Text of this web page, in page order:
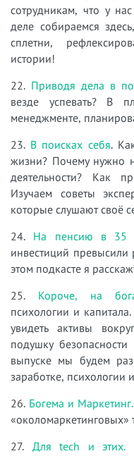
сотрудникам, что у
деле собираемся
сплетни,
истории!
22. Приводя дела в
везде успевать? В
менеджменте,
23. В поисках себя.
жизни? Почему нужно
деятельности? Как
Изучаем советы
которые слушают своё
24. На пенсию в 35
инвестиций
этом подкасте я
25. Короче, на
психологии и
увидеть активы
подушку
выпуске мы будем
заработке,
26. Богема и Маркетинг.
«околомаркетинговых»
27. Для tech и этих.